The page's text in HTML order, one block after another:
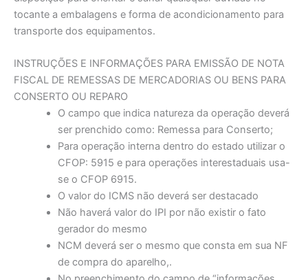
tocante a embalagens e forma de acondicionamento para
transporte dos equipamentos.
INSTRUÇÕES E INFORMAÇÕES PARA EMISSÃO DE NOTA
FISCAL DE REMESSAS DE MERCADORIAS OU BENS PARA
CONSERTO OU REPARO
O campo que indica natureza da operação deverá
ser prenchido como: Remessa para Conserto;
Para operação interna dentro do estado utilizar o
CFOP: 5915 e para operações interestaduais usa-
se o CFOP 6915.
O valor do ICMS não deverá ser destacado
Não haverá valor do IPI por não existir o fato
gerador do mesmo
NCM deverá ser o mesmo que consta em sua NF
de compra do aparelho,.